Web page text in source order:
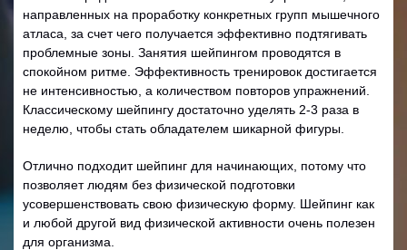
направленных на проработку конкретных групп мышечного
атласа, за счет чего получается эффективно подтягивать
проблемные зоны. Занятия шейпингом проводятся в
спокойном ритме. Эффективность тренировок достигается
не интенсивностью, а количеством повторов упражнений.
Классическому шейпингу достаточно уделять 2-3 раза в
неделю, чтобы стать обладателем шикарной фигуры.
Отлично подходит шейпинг для начинающих, потому что
позволяет людям без физической подготовки
усовершенствовать свою физическую форму. Шейпинг как
и любой другой вид физической активности очень полезен
для организма.